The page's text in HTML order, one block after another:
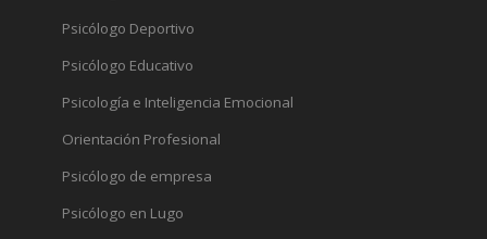
Psicólogo Deportivo
Psicólogo Educativo
Psicología e Inteligencia Emocional
Orientación Profesional
Psicólogo de empresa
Psicólogo en Lugo